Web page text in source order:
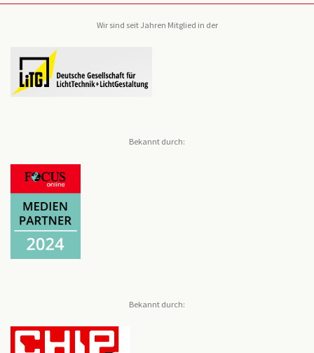
Wir sind seit Jahren Mitglied in der
Bekannt durch:
Bekannt durch: